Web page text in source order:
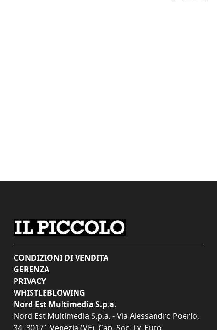
CONDIZIONI DI VENDITA
GERENZA
PRIVACY
WHISTLEBLOWING
Nord Est Multimedia S.p.a.
Nord Est Multimedia S.p.a. - Via Alessandro Poerio,
34, 30171 Venezia (VE). Cap. Soc. i.v. Euro